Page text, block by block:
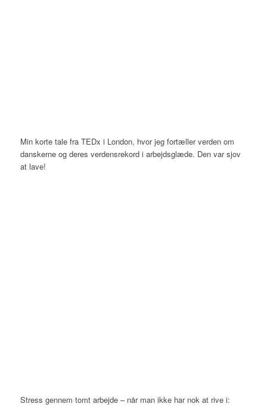
Min korte tale fra TEDx i London, hvor jeg fortæller verden om
danskerne og deres verdensrekord i arbejdsglæde. Den var sjov
at lave!
Stress gennem tomt arbejde – når man ikke har nok at rive i: